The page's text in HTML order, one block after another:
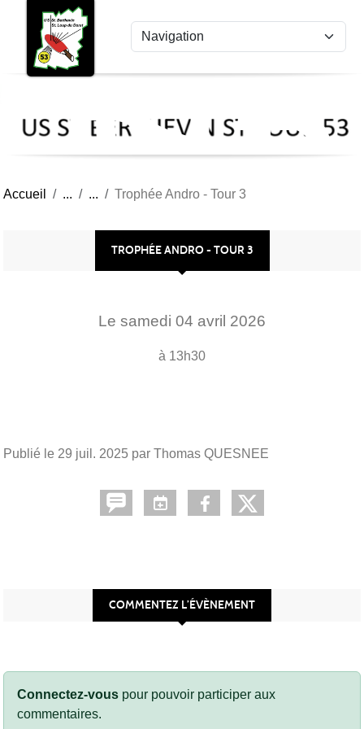
US
St
53
Accueil Trophée Andro - Tour 3
TROPHÉE ANDRO - TOUR 3
Le samedi 04 avril 2026
à 13h30
Publié le 29 juil. 2025 par Thomas QUESNEE
COMMENTEZ L’ÉVÈNEMENT
Connectez-vous pour pouvoir participer aux
commentaires.
Panneau de gestion des cookies